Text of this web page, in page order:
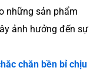
những sản phẩm
ảnh hưởng đến sự
chắn bền bỉ chịu